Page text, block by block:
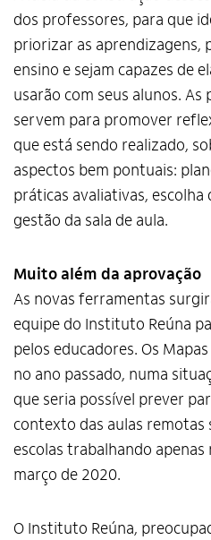
dos professores, para que
priorizar as aprendizagens,
ensino e sejam capazes de
usarão com seus alunos. As
servem para promover
que está sendo realizado,
aspectos bem pontuais:
práticas avaliativas,
gestão da sala de aula.
Muito além da aprovação
As novas ferramentas
equipe do Instituto Reúna
pelos educadores. Os
no ano passado, numa
que seria possível prever
contexto das aulas remotas
escolas trabalhando apenas
março de 2020.
O Instituto Reúna,